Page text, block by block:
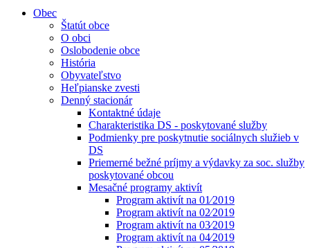
Obec
Štatút obce
O obci
Oslobodenie obce
História
Obyvateľstvo
Heľpianske zvesti
Denný stacionár
Kontaktné údaje
Charakteristika DS - poskytované služby
Podmienky pre poskytnutie sociálnych služieb v
DS
Priemerné bežné príjmy a výdavky za soc. služby
poskytované obcou
Mesačné programy aktivít
Program aktivít na 01⁄2019
Program aktivít na 02⁄2019
Program aktivít na 03⁄2019
Program aktivít na 04⁄2019